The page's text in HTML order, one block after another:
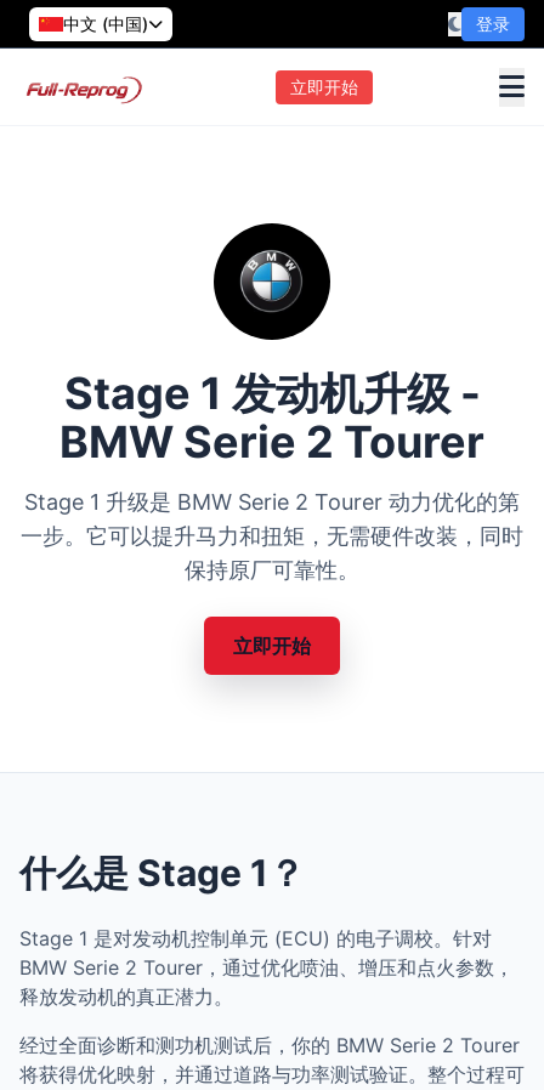
中文 (中国) 登录
立即开始
Stage 1 发动机升级 -
BMW Serie 2 Tourer
Stage 1 升级是 BMW Serie 2 Tourer 动力优化的第
一步。它可以提升马力和扭矩，无需硬件改装，同时
保持原厂可靠性。
立即开始
什么是 Stage 1？
Stage 1 是对发动机控制单元 (ECU) 的电子调校。针对
BMW Serie 2 Tourer，通过优化喷油、增压和点火参数，
释放发动机的真正潜力。
经过全面诊断和测功机测试后，你的 BMW Serie 2 Tourer
将获得优化映射，并通过道路与功率测试验证。整个过程可